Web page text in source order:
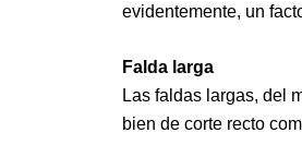
evidentemente, un
Falda larga
Las faldas largas, del
bien de corte recto